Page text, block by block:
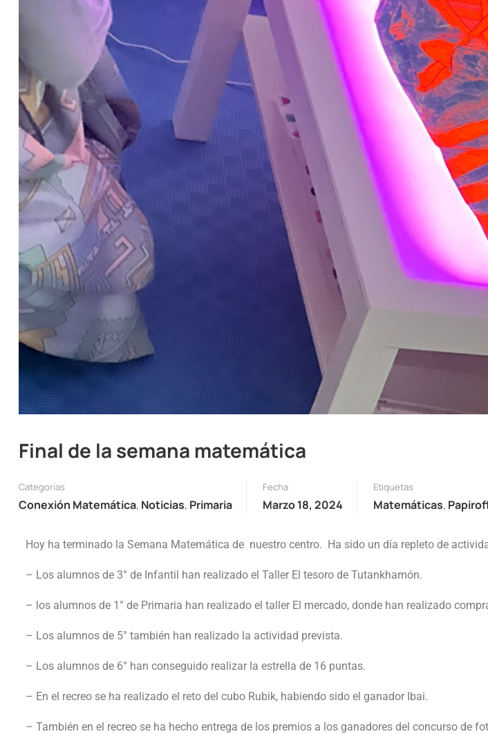
Final de la semana matemática
Categorías
Conexión Matemática, Noticias, Primaria
Fecha
Marzo 18, 2024
Etiquetas
Matemáticas,
Hoy ha terminado la Semana Matemática de nuestro centro. Ha sido un día repleto de
– Los alumnos de 3° de Infantil han realizado el Taller El tesoro de Tutankhamón.
– los alumnos de 1° de Primaria han realizado el taller El mercado, donde han realizado
– Los alumnos de 5° también han realizado la actividad prevista.
– Los alumnos de 6° han conseguido realizar la estrella de 16 puntas.
– En el recreo se ha realizado el reto del cubo Rubik, habiendo sido el ganador Ibai.
– También en el recreo se ha hecho entrega de los premios a los ganadores del concurso de